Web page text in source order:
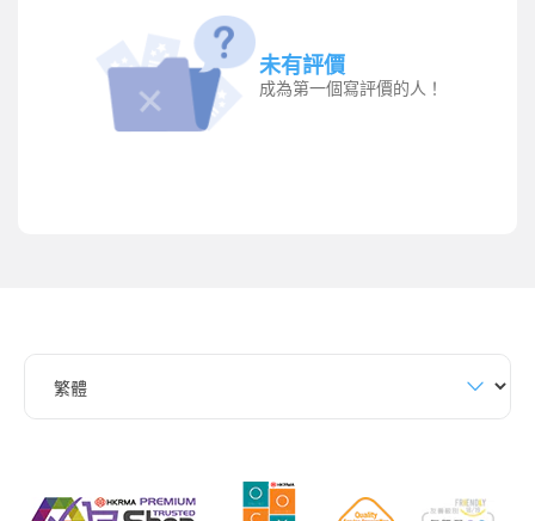
未有評價
成為第一個寫評價的人！